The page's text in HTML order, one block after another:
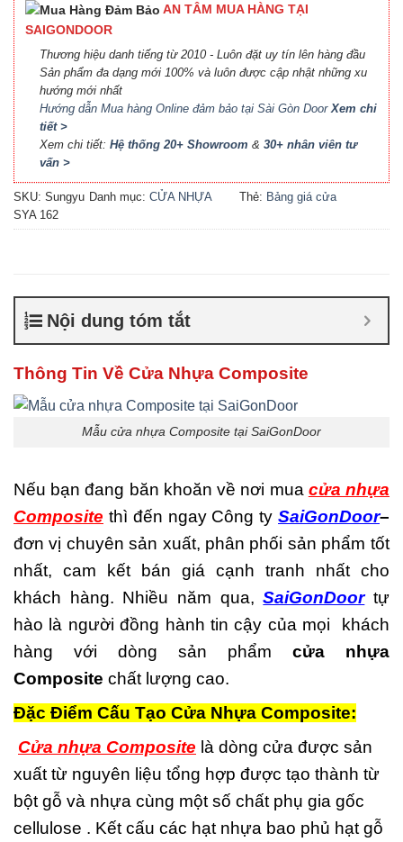
AN TÂM MUA HÀNG TẠI
SAIGONDOOR
Thương hiệu danh tiếng từ 2010 - Luôn đặt uy tín lên hàng đầu
Sản phẩm đa dạng mới 100% và luôn được cập nhật những xu
hướng mới nhất
Hướng dẫn Mua hàng Online đảm bảo tại Sài Gòn DoorXem chi
tiết >
Xem chi tiết: Hệ thống 20+ Showroom & 30+ nhân viên tư
vấn >
SKU: Sungyu
SYA 162
Danh mục: CỬA NHỰA
Thẻ: Bảng giá cửa
nhựa Composite,Cửa nhựa
,Sản
xuất cửa nhựa composite
Nội dung tóm tắt
Thông Tin Về Cửa Nhựa Composite
Mẫu cửa nhựa Composite tại SaiGonDoor
Nếu bạn đang băn khoăn về nơi mua cửa nhựa
Composite thì đến ngay Công ty SaiGonDoor–
đơn vị chuyên sản xuất, phân phối sản phẩm tốt
nhất, cam kết bán giá cạnh tranh nhất cho
khách hàng. Nhiều năm qua,SaiGonDoortự
hào là người đồng hành tin cậy của mọi khách
hàng với dòng sản phẩm cửa nhựa
Composite chất lượng cao.
Đặc Điểm Cấu Tạo Cửa Nhựa Composite:
Cửa nhựa Composite là dòng cửa được sản
xuất từ nguyên liệu tổng hợp được tạo thành từ
bột gỗ và nhựa cùng một số chất phụ gia gốc
cellulose . Kết cấu các hạt nhựa bao phủ hạt gỗ